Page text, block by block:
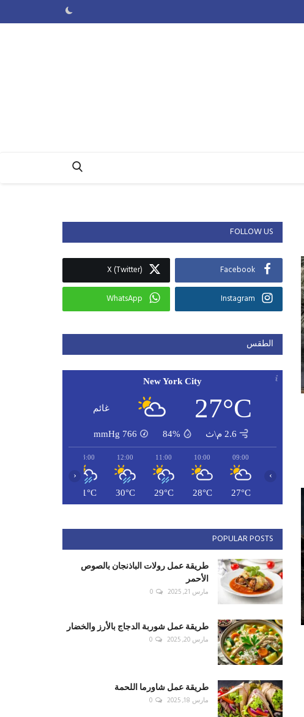
FOLLOW US
Facebook
X (Twitter)
Instagram
WhatsApp
الطقس
New York City
27°C غائم
2.6 م\ث 84%
766
mmHg
09:00
27°C
10:00
28°C
11:00
29°C
12:00
30°C
13:00
31°C
‹ ›
POPULAR POSTS
طريقة عمل رولات الباذنجان بالصوص
الأحمر
مارس 21, 2025 0
طريقة عمل شوربة الدجاج بالأرز والخضار
مارس 20, 2025 0
طريقة عمل شاورما اللحمة
مارس 18, 2025 0